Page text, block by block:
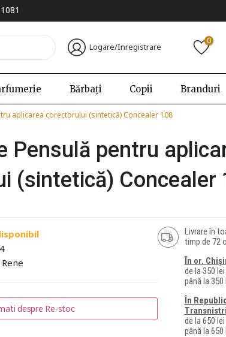
Logare/Inregistrare
0
Bărbați Copii Branduri
aplicarea corectorului (sintetică) Concealer 108
Pensulă pentru
(sintetică) Concealer
despre Re-stoc
Livrare în
timp de 72
În or.
de la 350
până la 350
În
de la 650
până la 650